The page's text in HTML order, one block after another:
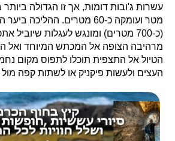
מטר ועומקה כ-60 מטרים.
(כ-700 מטרים) ומונגש לעגלות
מרהיבה הצופה אל המכתש המיוחד ואל
הטיול אל התצפית תוכלו לתפוס מקום
העצים ולעשות פיקניק או לשתות קפה מול